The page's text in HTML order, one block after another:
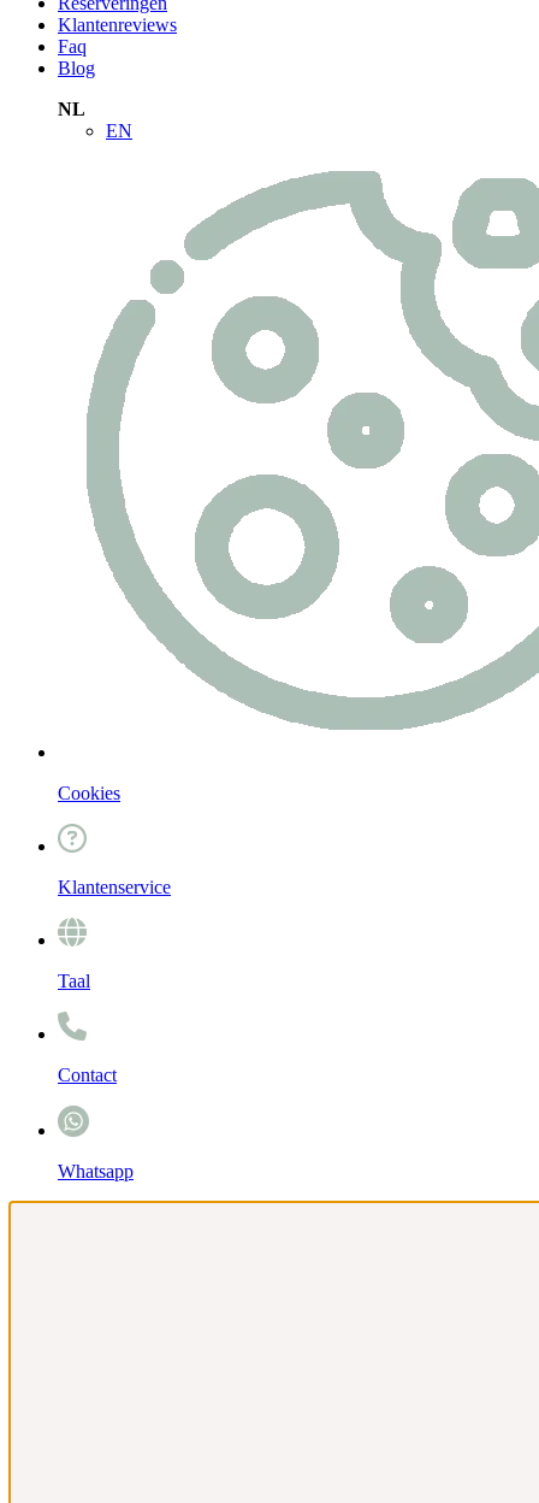
Klantenreviews
Faq
Blog
NL
EN
Cookies
Klantenservice
Taal
Contact
Whatsapp